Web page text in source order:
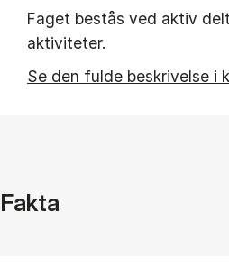
Faget bestås ved aktiv
aktiviteter.
Se den fulde beskrivelse i
Fakta